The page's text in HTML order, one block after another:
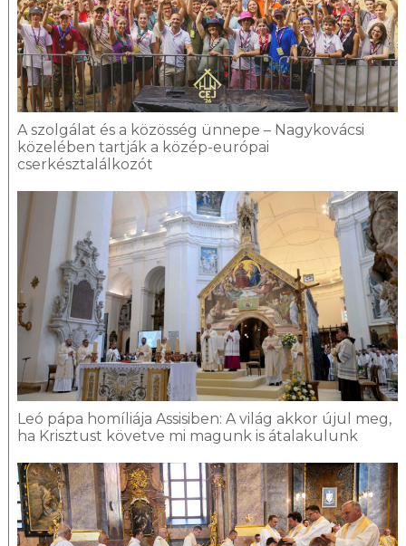
A szolgálat és a közösség ünnepe – Nagykovácsi
közelében tartják a közép-európai
cserkésztalálkozót
Leó pápa homíliája Assisiben: A világ akkor újul meg,
ha Krisztust követve mi magunk is átalakulunk